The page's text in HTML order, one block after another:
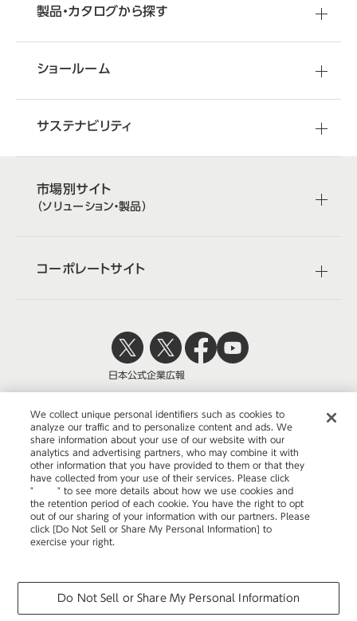
製品・カタログから探す
ショールーム
サステナビリティ
市場別サイト
（ソリューション・製品）
コーポレートサイト
株式会社オカムラ
ウェブサイトのご利用について
プライバシーポリシー
COPYRIGHT © OKAMURA CORPORATION. ALL RIGHTS RESERVED.
日本公式企業広報
We collect unique personal identifiers such as cookies to
analyze our traffic and to personalize content and ads. We
share information about your use of our website with our
analytics and advertising partners, who may combine it with
other information that you have provided to them or that they
have collected from your use of their services. Please click
"
here" to see more details about how we use cookies and
the retention period of each cookie. You have the right to opt
out of our sharing of your information with our partners. Please
click [Do Not Sell or Share My Personal Information] to
exercise your right.
Do Not Sell or Share My Personal Information